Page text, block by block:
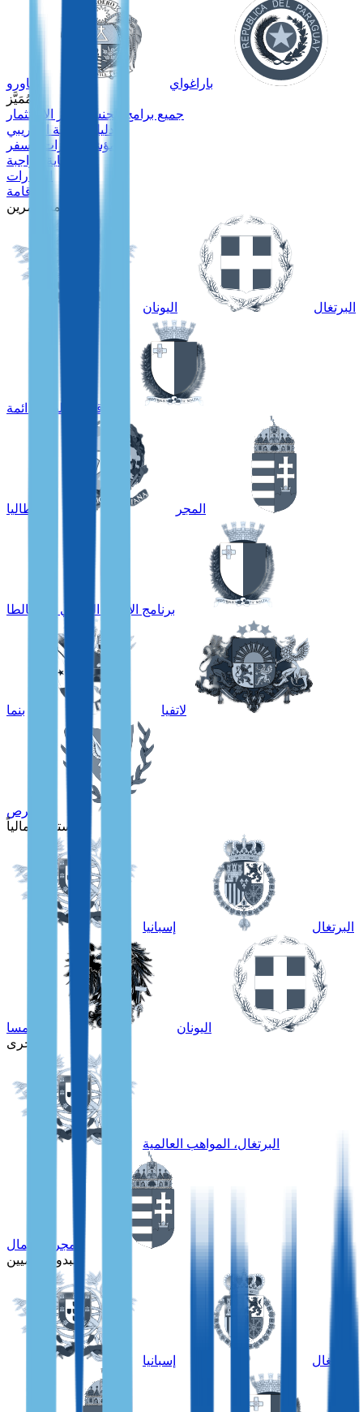
باراغواي
ناورو
مُمَيَّز
جميع برامج الجنسية عبر الاستثمار
دليل جنسية الكاريبي
مؤشر جوازات السفر
العناية الواجبة
العقارات
الإقامة
للمستثمرين
البرتغال اليونان
إقامة مالطا الدائمة
المجر إيطاليا
برنامج الإقامة العالمي في مالطا
لاتفيا بنما
قبرص
للمستقلين مالياً
البرتغال إسبانيا
اليونان
النمسا
أخرى
البرتغال، المواهب العالمية
المجر، الأعمال
للبدو الرقميين
البرتغال إسبانيا